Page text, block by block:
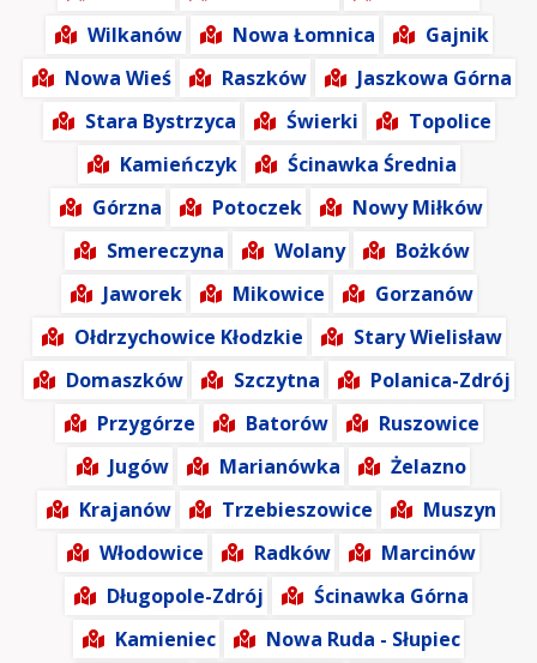
Wilkanów
Nowa Łomnica
Gajnik
Nowa Wieś
Raszków
Jaszkowa Górna
Stara Bystrzyca
Świerki
Topolice
Kamieńczyk
Ścinawka Średnia
Górzna
Potoczek
Nowy Miłków
Smereczyna
Wolany
Bożków
Jaworek
Mikowice
Gorzanów
Ołdrzychowice Kłodzkie
Stary Wielisław
Domaszków
Szczytna
Polanica-Zdrój
Przygórze
Batorów
Ruszowice
Jugów
Marianówka
Żelazno
Krajanów
Trzebieszowice
Muszyn
Włodowice
Radków
Marcinów
Długopole-Zdrój
Ścinawka Górna
Kamieniec
Nowa Ruda - Słupiec